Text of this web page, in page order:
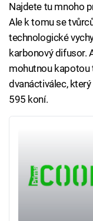
Najdete tu mnoho
Ale k tomu se
technologické
karbonový difusor.
mohutnou
dvanáctiválec,
595 koní.